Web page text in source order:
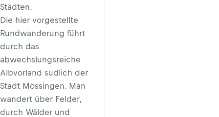
Städten.
Die hier vorgestellte
Rundwanderung führt
durch das
abwechslungsreiche
Albvorland südlich der
Stadt Mössingen. Man
wandert über Felder,
durch Wälder und